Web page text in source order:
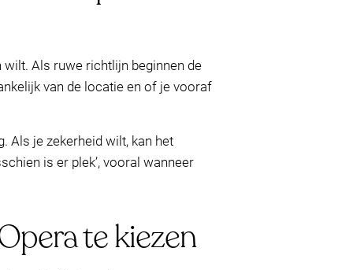
wilt. Als ruwe richtlijn beginnen de
van de locatie en of je vooraf
Als je zekerheid wilt, kan het
is er plek’, vooral wanneer
te kiezen